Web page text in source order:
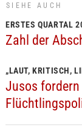
SIEHE AUCH
ERSTES QUARTAL
Zahl der
„LAUT, KRITISCH,
Jusos fordern